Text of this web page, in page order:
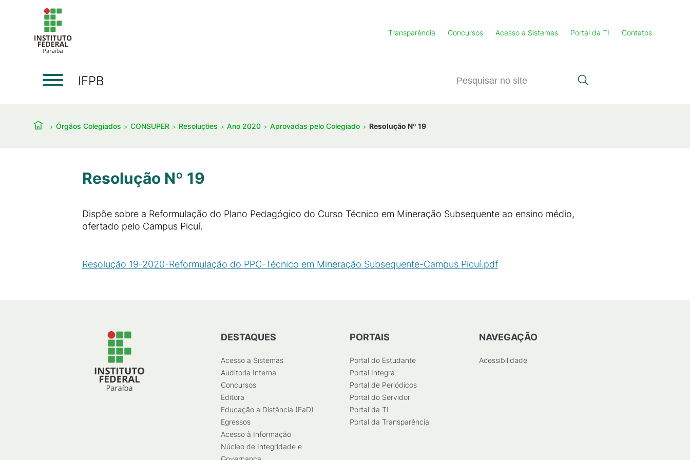
Transparência Concursos Acesso a Sistemas Portal da TI Contatos
IFPB
Órgãos Colegiados CONSUPER Resoluções Ano 2020 Aprovadas pelo Colegiado Resolução Nº 19
Resolução Nº 19
Dispõe sobre a Reformulação do Plano Pedagógico do Curso Técnico em Mineração Subsequente ao ensino médio,
ofertado pelo Campus Picuí.
Resolução 19-2020-Reformulação do PPC-Técnico em Mineração Subsequente-Campus Picuí.pdf
DESTAQUES
Acesso a Sistemas
Auditoria Interna
Concursos
Editora
Educação a Distância (EaD)
Egressos
Acesso à Informação
Núcleo de Integridade e
PORTAIS
Portal do Estudante
Portal Integra
Portal de Periódicos
Portal do Servidor
Portal da TI
Portal da Transparência
NAVEGAÇÃO
Acessibilidade